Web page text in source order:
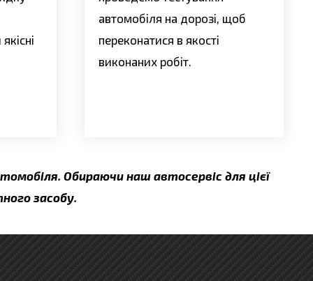
автомобіля на дорозі, щоб
переконатися в якості
виконаних робіт.
Обираючи наш автосервіс для цієї
засобу.